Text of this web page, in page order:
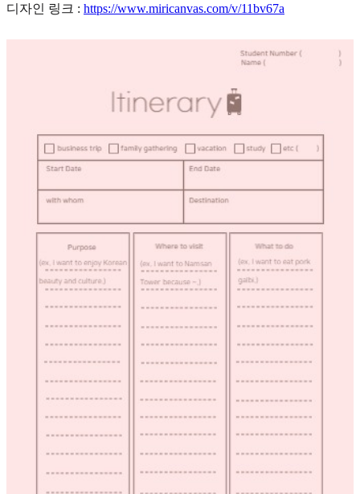
디자인 링크 : https://www.miricanvas.com/v/11bv67a